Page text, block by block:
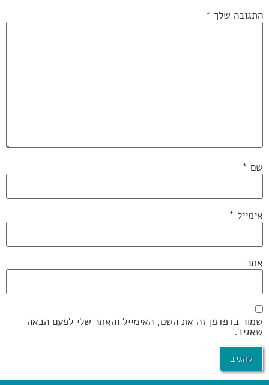
התגובה שלך *
שם *
אימייל *
אתר
שמור בדפדפן זה את השם, האימייל והאתר שלי לפעם הבאה
שאגיב.